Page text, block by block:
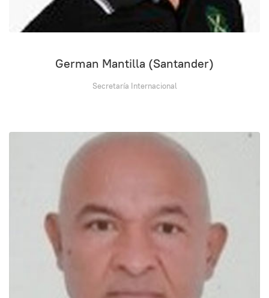
German Mantilla (Santander)
Secretaría Internacional